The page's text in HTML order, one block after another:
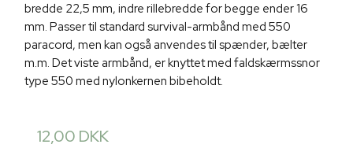
bredde 22,5 mm, indre rillebredde for begge ender 16
mm. Passer til standard survival-armbånd med 550
paracord, men kan også anvendes til spænder, bælter
m.m. Det viste armbånd, er knyttet med faldskærmssnor
type 550 med nylonkernen bibeholdt.
12,00 DKK